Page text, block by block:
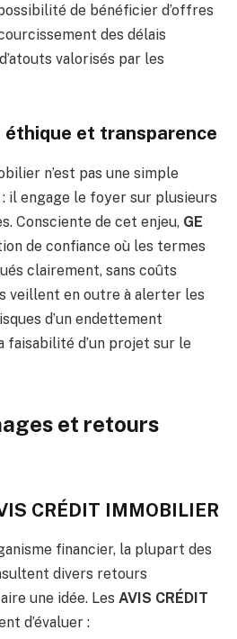
de bénéficier d’offres
des délais
valorisés par les
et transparence
n’est pas une simple
il engage le foyer sur plusieurs
Consciente de cet enjeu, GE
de confiance où les termes
clairement, sans coûts
veillent en outre à alerter les
d’un endettement
faisabilité d’un projet sur le
et retours
CRÉDIT IMMOBILIER
financier, la plupart des
divers retours
une idée. Les AVIS CRÉDIT
d’évaluer :